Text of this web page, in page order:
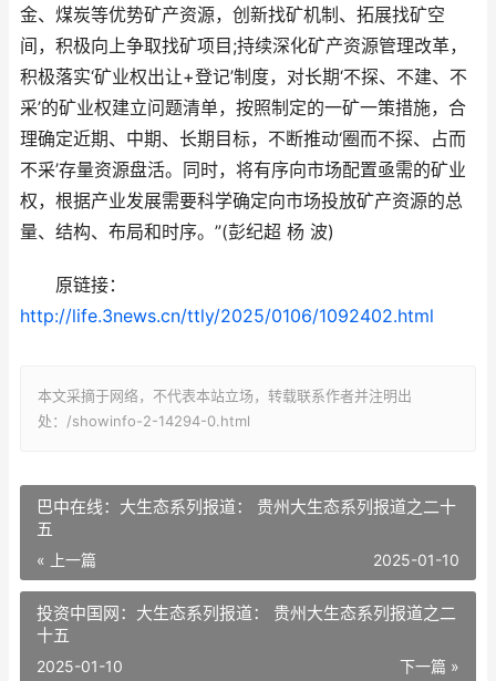
金、煤炭等优势矿产资源，创新找矿机制、拓展找矿空
间，积极向上争取找矿项目;持续深化矿产资源管理改革，
积极落实‘矿业权出让+登记’制度，对长期‘不探、不建、不
采’的矿业权建立问题清单，按照制定的一矿一策措施，合
理确定近期、中期、长期目标，不断推动‘圈而不探、占而
不采’存量资源盘活。同时，将有序向市场配置亟需的矿业
权，根据产业发展需要科学确定向市场投放矿产资源的总
量、结构、布局和时序。”(彭纪超 杨 波)
原链接：
http://life.3news.cn/ttly/2025/0106/1092402.html
本文采摘于网络，不代表本站立场，转载联系作者并注明出
处：/showinfo-2-14294-0.html
巴中在线：大生态系列报道： 贵州大生态系列报道之二十
五
« 上一篇 2025-01-10
投资中国网：大生态系列报道： 贵州大生态系列报道之二
十五
下一篇 »
2025-01-10